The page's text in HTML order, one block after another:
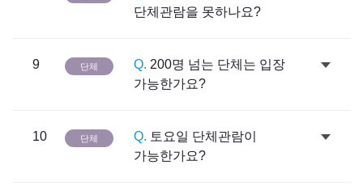
단체관람을 못하나요?
9 단체 Q. 200명 넘는 단체는 입장
가능한가요?
10 단체 Q. 토요일 단체관람이
가능한가요?